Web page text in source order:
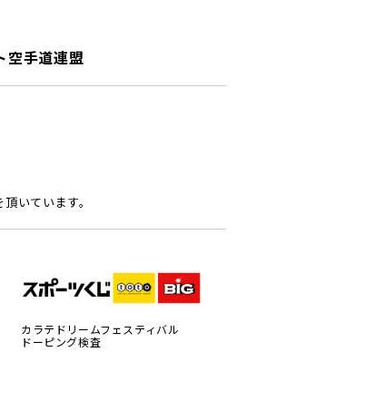
空手道連盟
いています。
カラテドリームフェスティバル
ドーピング検査